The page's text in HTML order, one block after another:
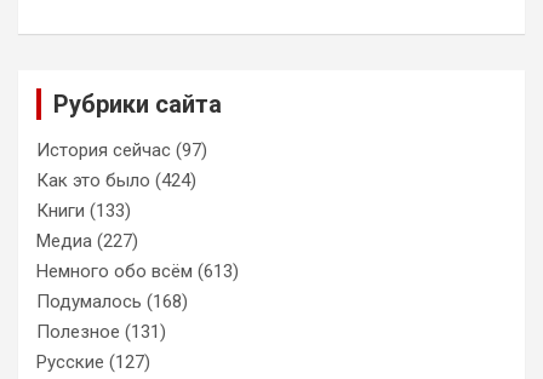
Рубрики сайта
История сейчас (97)
Как это было (424)
Книги (133)
Медиа (227)
Немного обо всём (613)
Подумалось (168)
Полезное (131)
Русские (127)